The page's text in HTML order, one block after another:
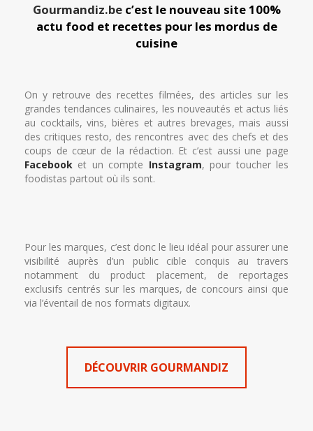
Gourmandiz.bec’est le nouveau site 100%
actu food et recettes pour les mordus de
cuisine
On y retrouve des recettes filmées, des articles sur les
grandes tendances culinaires, les nouveautés et actus liés
au cocktails, vins, bières et autres brevages, mais aussi
des critiques resto, des rencontres avec des chefs et des
coups de cœur de la rédaction. Et c’est aussi une page
Facebook et un compte Instagram, pour toucher les
foodistas partout où ils sont.
Pour les marques, c’est donc le lieu idéal pour assurer une
visibilité auprès d’un public cible conquis au travers
notamment du product placement, de reportages
exclusifs centrés sur les marques, de concours ainsi que
via l’éventail de nos formats digitaux.
DÉCOUVRIR GOURMANDIZ